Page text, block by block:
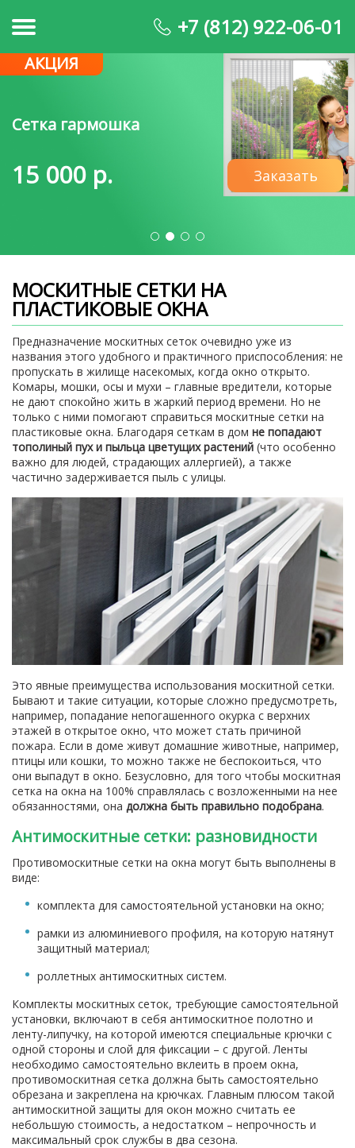
+7 (812) 922-06-01
АКЦИЯ
Сетка гармошка
15 000 р. Заказать
МОСКИТНЫЕ СЕТКИ НА
ПЛАСТИКОВЫЕ ОКНА
Предназначение москитных сеток очевидно уже из
названия этого удобного и практичного приспособления: не
пропускать в жилище насекомых, когда окно открыто.
Комары, мошки, осы и мухи – главные вредители, которые
не дают спокойно жить в жаркий период времени. Но не
только с ними помогают справиться москитные сетки на
пластиковые окна. Благодаря сеткам в дом не попадают
тополиный пух и пыльца цветущих растений (что особенно
важно для людей, страдающих аллергией), а также
частично задерживается пыль с улицы.
Это явные преимущества использования москитной сетки.
Бывают и такие ситуации, которые сложно предусмотреть,
например, попадание непогашенного окурка с верхних
этажей в открытое окно, что может стать причиной
пожара. Если в доме живут домашние животные, например,
птицы или кошки, то можно также не беспокоиться, что
они выпадут в окно. Безусловно, для того чтобы москитная
сетка на окна на 100% справлялась с возложенными на нее
обязанностями, она должна быть правильно подобрана.
Антимоскитные сетки: разновидности
Противомоскитные сетки на окна могут быть выполнены в
виде:
комплекта для самостоятельной установки на окно;
рамки из алюминиевого профиля, на которую натянут
защитный материал;
роллетных антимоскитных систем.
Комплекты москитных сеток, требующие самостоятельной
установки, включают в себя антимоскитное полотно и
ленту-липучку, на которой имеются специальные крючки с
одной стороны и слой для фиксации – с другой. Ленты
необходимо самостоятельно вклеить в проем окна,
противомоскитная сетка должна быть самостоятельно
обрезана и закреплена на крючках. Главным плюсом такой
антимоскитной защиты для окон можно считать ее
небольшую стоимость, а недостатком – непрочность и
максимальный срок службы в два сезона.